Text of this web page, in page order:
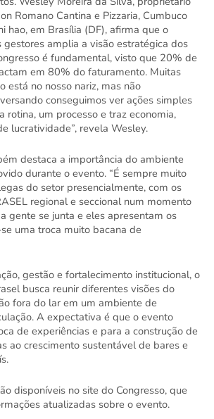
Romano Cantina e Pizzaria, Cumbuco
hao, em Brasília (DF), afirma que o
gestores amplia a visão estratégica dos
é fundamental, visto que 20% de
em 80% do faturamento. Muitas
está no nosso nariz, mas não
conseguimos ver ações simples
rotina, um processo e traz economia,
lucratividade”, revela Wesley.
destaca a importância do ambiente
durante o evento. “É sempre muito
do setor presencialmente, com os
regional e seccional num momento
gente se junta e eles apresentam os
uma troca muito bacana de
gestão e fortalecimento institucional, o
busca reunir diferentes visões do
fora do lar em um ambiente de
A expectativa é que o evento
de experiências e para a construção de
ao crescimento sustentável de bares e
disponíveis no site do Congresso, que
atualizadas sobre o evento.